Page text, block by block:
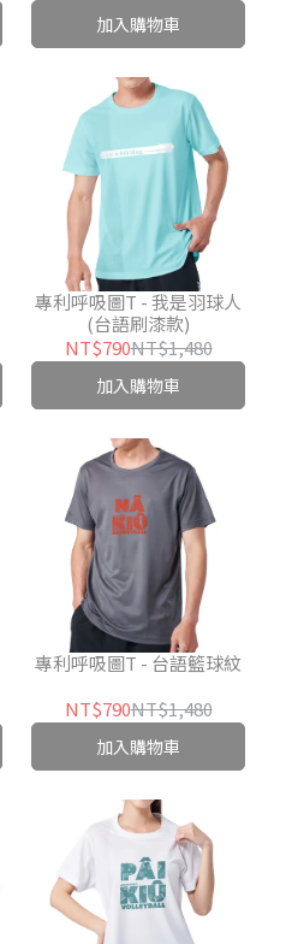
加入購物車
專利呼吸圖T - 我是羽球人
(台語刷漆款)
NT$790NT$1,480
加入購物車
專利呼吸圖T - 台語籃球紋
NT$790NT$1,480
加入購物車